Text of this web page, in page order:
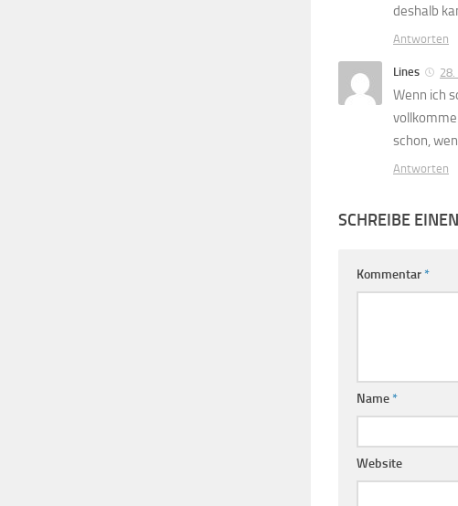
deshalb
Antworten
Lines
Wenn ich
schon,
Antworten
SCHREIBE
Kommentar*
Name*
Website